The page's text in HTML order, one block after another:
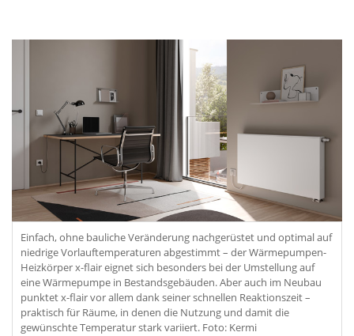
Einfach, ohne bauliche Veränderung nachgerüstet und optimal auf
niedrige Vorlauftemperaturen abgestimmt – der Wärmepumpen-
Heizkörper x-flair eignet sich besonders bei der Umstellung auf
eine Wärmepumpe in Bestandsgebäuden. Aber auch im Neubau
punktet x-flair vor allem dank seiner schnellen Reaktionszeit –
praktisch für Räume, in denen die Nutzung und damit die
gewünschte Temperatur stark variiert. Foto: Kermi